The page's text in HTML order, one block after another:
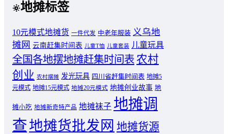
地摊标签
10元模式地摊货 一件代发 中老年服装 义乌地
摊网 云南赶集时间表 儿童T恤 儿童套装 儿童玩具
全国各地摆地摊赶集时间表 农村
创业 农村摆摊 发光玩具 四川省赶集时间表 地摊5
元模式 地摊15元模式 地摊20元模式 地摊创业故事 地
摊小吃 地摊新奇特产品 地摊袜子 地摊调
查地摊货批发网 地摊货源